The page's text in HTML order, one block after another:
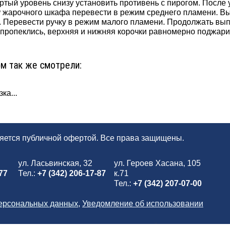
уровень снизу установить противень с пирогом. После
жарочного шкафа перевести в режим среднего пламени.
Перевести ручку в режим малого пламени. Продолжать
верхняя и нижняя корочки равномерно
так же смотрели:
публичной офертой. Все права защищены.
ул. Ласьвинская, 32
Тел.: +7 (342) 206-17-87
ул. Героев Хасана, 105
к.71
Тел.: +7 (342) 207-07-00
данных, Уведомление об использовании